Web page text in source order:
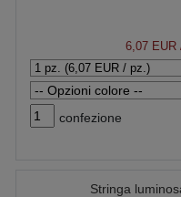
6,07 EUR
confezione
Stringa